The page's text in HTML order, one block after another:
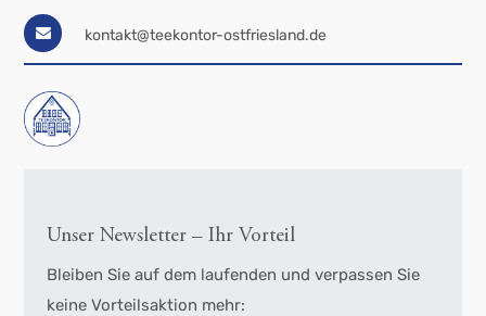
kontakt@teekontor-ostfriesland.de
Unser Newsletter – Ihr Vorteil
Bleiben Sie auf dem laufenden und verpassen Sie
keine Vorteilsaktion mehr: